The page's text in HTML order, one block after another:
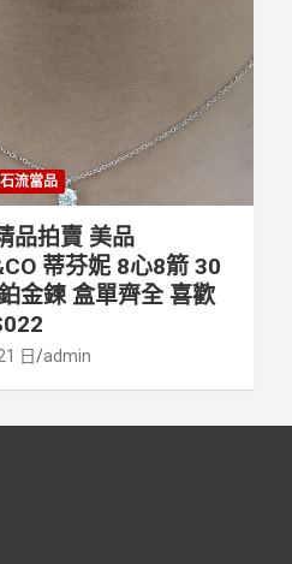
流當品
品拍賣 美品
蒂芬妮 8心8箭 30
金鍊 盒單齊全 喜歡
日 admin